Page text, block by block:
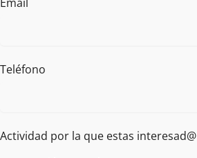
Teléfono
Actividad por la que estas interesad@